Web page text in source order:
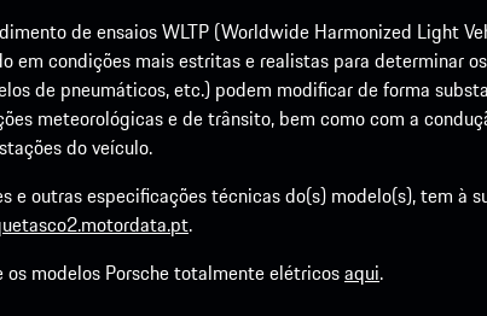
de ensaios WLTP (Worldwide Harmonized Light
em condições mais estritas e realistas para determinar
de pneumáticos, etc.) podem modificar de forma
meteorológicas e de trânsito, bem como com a
do veículo.
e outras especificações técnicas do(s) modelo(s), tem
.
modelos Porsche totalmente elétricosaqui.